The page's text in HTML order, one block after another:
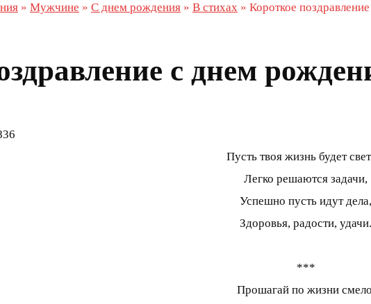
» Мужчине » С днем рождения » В стихах » Короткое
с днем
Пусть твоя жизнь будет
Легко решаются задачи,
Успешно пусть идут дела,
Здоровья, радости, удачи.
***
Прошагай по жизни